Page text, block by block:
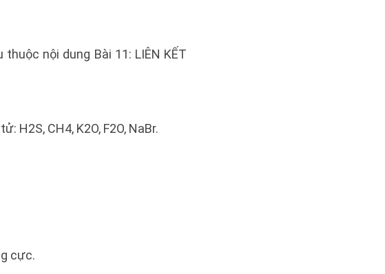
nội dung Bài 11: LIÊN KẾT
H2S, CH4, K2O, F2O, NaBr.
cực.